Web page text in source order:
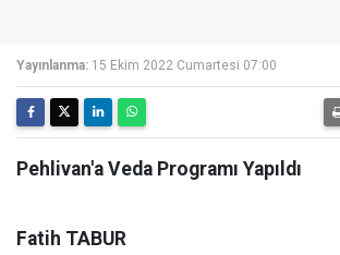
Yayınlanma: 15 Ekim 2022 Cumartesi 07:00
Pehlivan'a Veda Programı Yapıldı
Fatih TABUR